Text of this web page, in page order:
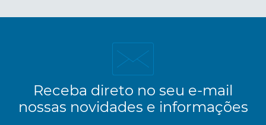
Receba direto no seu e-mail
nossas novidades e informações